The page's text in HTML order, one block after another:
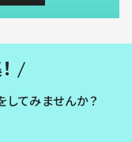
してみませんか？